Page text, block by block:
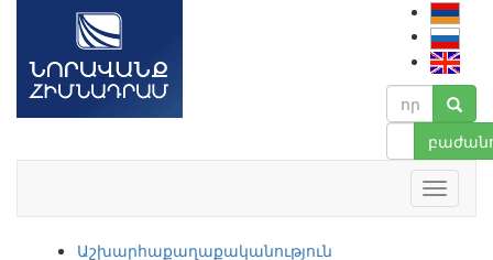
Աշխարհաքաղաքականություն